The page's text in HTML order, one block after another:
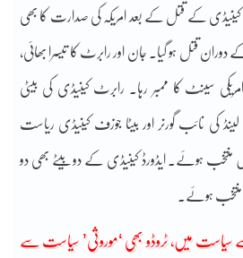
کینیڈی کے قتل کے بعد امریکہ کی صدارت کا بھی
دوران قتل ہو گیا۔ جان اور رابرٹ کا تیسرا بھائی،
سینٹ کا ممبر رہا۔ رابرٹ کینیڈی کی بیٹی
کی نائب گورنر اور بیٹا جوزف کینیڈی ریاست
منتخب ہوئے۔ ایڈورڈ کینیڈی کے دو بیٹے بھی دو
منتخب ہوئے۔
سیاست میں، ٹروڈو بھی ‘موروثی’ سیاست سے